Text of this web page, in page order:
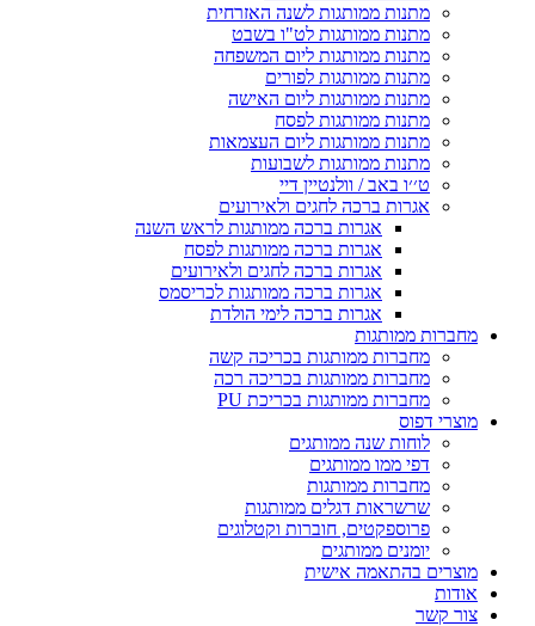
מתנות ממותגות לשנה האזרחית
מתנות ממותגות לט"ו בשבט
מתנות ממותגות ליום המשפחה
מתנות ממותגות לפורים
מתנות ממותגות ליום האישה
מתנות ממותגות לפסח
מתנות ממותגות ליום העצמאות
מתנות ממותגות לשבועות
ט׳׳ו באב / וולנטיין דיי
אגרות ברכה לחגים ולאירועים
אגרות ברכה ממותגות לראש השנה
אגרות ברכה ממותגות לפסח
אגרות ברכה לחגים ולאירועים
אגרות ברכה ממותגות לכריסמס
אגרות ברכה לימי הולדת
מחברות ממותגות
מחברות ממותגות בכריכה קשה
מחברות ממותגות בכריכה רכה
מחברות ממותגות בכריכת PU
מוצרי דפוס
לוחות שנה ממותגים
דפי ממו ממותגים
מחברות ממותגות
שרשראות דגלים ממותגות
פרוספקטים, חוברות וקטלוגים
יומנים ממותגים
מוצרים בהתאמה אישית
אודות
צור קשר